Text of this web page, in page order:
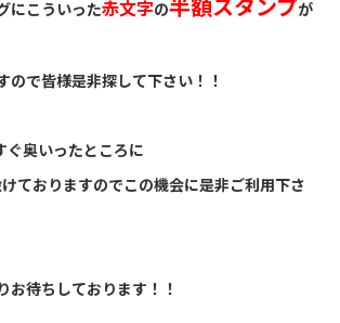
にこういった赤文字の
が
ので皆様是非探して下さい！！
ぐ奥いったところに
ておりますのでこの機会に是非ご利用下さ
お待ちしております！！